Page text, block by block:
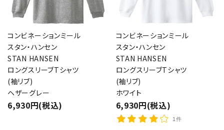
コンビネーションミール
スタン・ハンセン
STAN HANSEN
ロングスリーブTシャツ
(袖リブ)
ヘザーグレー
6,930円(税込)
コンビネーションミール
スタン・ハンセン
STAN HANSEN
ロングスリーブTシャツ
(袖リブ)
ホワイト
6,930円(税込)
1件